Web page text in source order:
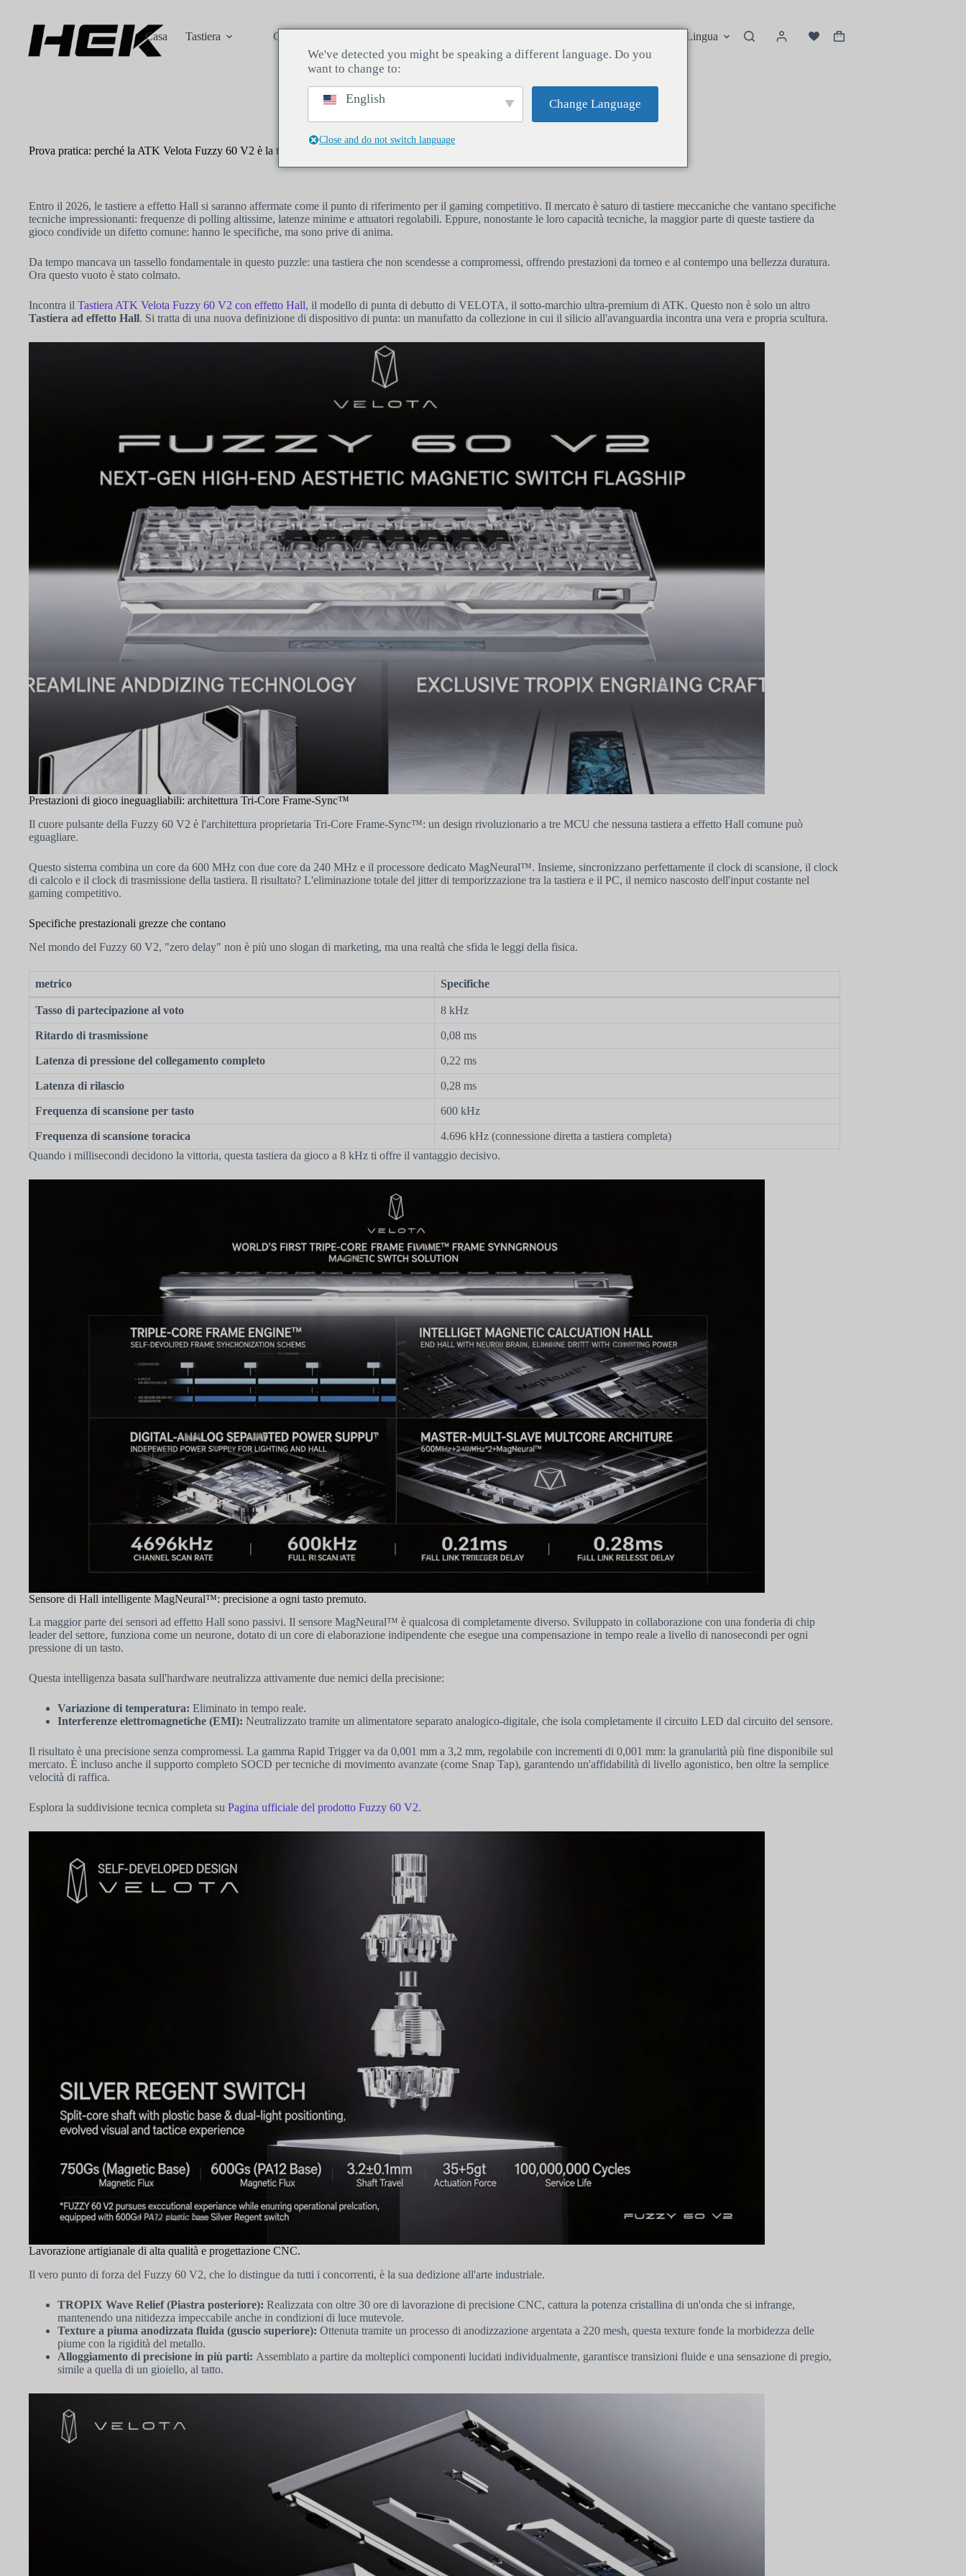
Casa Tastiera Copritasti Lingua
Prova pratica: perché la ATK Velota Fuzzy 60 V2 è la tastiera magnetica definitiva.
Tastiera
Entro il 2026, le tastiere a effetto Hall si saranno affermate come il punto di riferimento per il gaming competitivo. Il mercato è saturo di tastiere meccaniche che vantano specifiche
tecniche impressionanti: frequenze di polling altissime, latenze minime e attuatori regolabili. Eppure, nonostante le loro capacità tecniche, la maggior parte di queste tastiere da
gioco condivide un difetto comune: hanno le specifiche, ma sono prive di anima.
Da tempo mancava un tassello fondamentale in questo puzzle: una tastiera che non scendesse a compromessi, offrendo prestazioni da torneo e al contempo una bellezza duratura.
Ora questo vuoto è stato colmato.
Incontra il Tastiera ATK Velota Fuzzy 60 V2 con effetto Hall, il modello di punta di debutto di VELOTA, il sotto-marchio ultra-premium di ATK. Questo non è solo un altro
Tastiera ad effetto Hall. Si tratta di una nuova definizione di dispositivo di punta: un manufatto da collezione in cui il silicio all'avanguardia incontra una vera e propria scultura.
Prestazioni di gioco ineguagliabili: architettura Tri-Core Frame-Sync™
Il cuore pulsante della Fuzzy 60 V2 è l'architettura proprietaria Tri-Core Frame-Sync™: un design rivoluzionario a tre MCU che nessuna tastiera a effetto Hall comune può
eguagliare.
Questo sistema combina un core da 600 MHz con due core da 240 MHz e il processore dedicato MagNeural™. Insieme, sincronizzano perfettamente il clock di scansione, il clock
di calcolo e il clock di trasmissione della tastiera. Il risultato? L'eliminazione totale del jitter di temporizzazione tra la tastiera e il PC, il nemico nascosto dell'input costante nel
gaming competitivo.
Specifiche prestazionali grezze che contano
Nel mondo del Fuzzy 60 V2, "zero delay" non è più uno slogan di marketing, ma una realtà che sfida le leggi della fisica.
metrico Specifiche
Tasso di partecipazione al voto 8 kHz
Ritardo di trasmissione 0,08 ms
Latenza di pressione del collegamento completo 0,22 ms
Latenza di rilascio 0,28 ms
Frequenza di scansione per tasto 600 kHz
Frequenza di scansione toracica
4.696 kHz (connessione diretta a tastiera completa)
Quando i millisecondi decidono la vittoria, questa tastiera da gioco a 8 kHz ti offre il vantaggio decisivo.
Sensore di Hall intelligente MagNeural™: precisione a ogni tasto premuto.
La maggior parte dei sensori ad effetto Hall sono passivi. Il sensore MagNeural™ è qualcosa di completamente diverso. Sviluppato in collaborazione con una fonderia di chip
leader del settore, funziona come un neurone, dotato di un core di elaborazione indipendente che esegue una compensazione in tempo reale a livello di nanosecondi per ogni
pressione di un tasto.
Questa intelligenza basata sull'hardware neutralizza attivamente due nemici della precisione:
Variazione di temperatura: Eliminato in tempo reale.
Interferenze elettromagnetiche (EMI): Neutralizzato tramite un alimentatore separato analogico-digitale, che isola completamente il circuito LED dal circuito del sensore.
Il risultato è una precisione senza compromessi. La gamma Rapid Trigger va da 0,001 mm a 3,2 mm, regolabile con incrementi di 0,001 mm: la granularità più fine disponibile sul
mercato. È incluso anche il supporto completo SOCD per tecniche di movimento avanzate (come Snap Tap), garantendo un'affidabilità di livello agonistico, ben oltre la semplice
velocità di raffica.
Esplora la suddivisione tecnica completa su Pagina ufficiale del prodotto Fuzzy 60 V2.
Lavorazione artigianale di alta qualità e progettazione CNC.
Il vero punto di forza del Fuzzy 60 V2, che lo distingue da tutti i concorrenti, è la sua dedizione all'arte industriale.
TROPIX Wave Relief (Piastra posteriore): Realizzata con oltre 30 ore di lavorazione di precisione CNC, cattura la potenza cristallina di un'onda che si infrange,
mantenendo una nitidezza impeccabile anche in condizioni di luce mutevole.
Texture a piuma anodizzata fluida (guscio superiore): Ottenuta tramite un processo di anodizzazione argentata a 220 mesh, questa texture fonde la morbidezza delle
piume con la rigidità del metallo.
Alloggiamento di precisione in più parti: Assemblato a partire da molteplici componenti lucidati individualmente, garantisce transizioni fluide e una sensazione di pregio,
simile a quella di un gioiello, al tatto.
We've detected you might be speaking a different language. Do you
want to change to:
English Change Language
Close and do not switch language